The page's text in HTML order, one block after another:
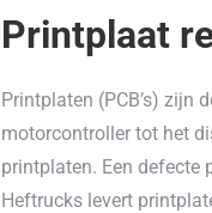
Printplaat
Printplaten (PCB’s) zijn
motorcontroller tot het
printplaten. Een defecte
Heftrucks levert